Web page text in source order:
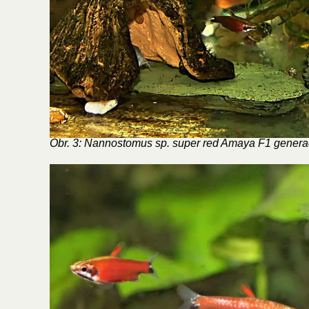
Obr. 3: Nannostomus sp. super red Amaya F1